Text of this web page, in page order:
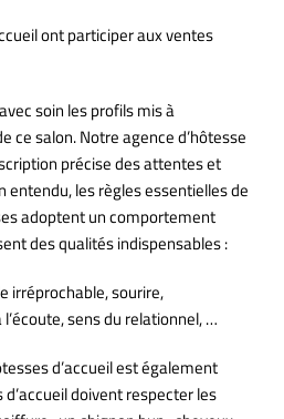
ont participer aux ventes
soin les profils mis à
ce salon. Notre agence d’hôtesse
précise des attentes et
entendu, les règles essentielles de
adoptent un comportement
des qualités indispensables :
irréprochable, sourire,
sens du relationnel, …
d’accueil est également
doivent respecter les